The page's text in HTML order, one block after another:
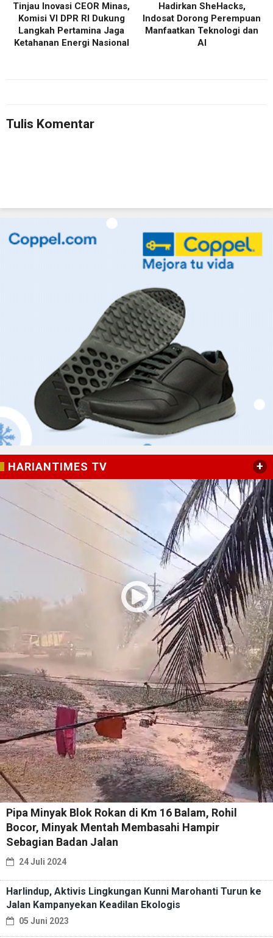
Tinjau Inovasi CEOR Minas,
Komisi VI DPR RI Dukung
Langkah Pertamina Jaga
Ketahanan Energi Nasional
Hadirkan SheHacks,
Indosat Dorong Perempuan
Manfaatkan Teknologi dan
AI
Tulis Komentar
HARIANTIMES TV +
Pipa Minyak Blok Rokan di Km 16 Balam, Rohil
Bocor, Minyak Mentah Membasahi Hampir
Sebagian Badan Jalan
24 Juli 2024
Harlindup, Aktivis Lingkungan Kunni Marohanti Turun ke
Jalan Kampanyekan Keadilan Ekologis
05 Juni 2023